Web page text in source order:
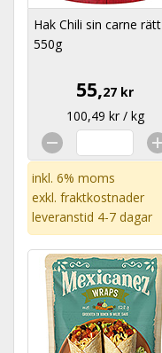
Hak Chili sin carne rätt
550g
55,27 kr
100,49 kr / kg
inkl. 6% moms
exkl. fraktkostnader
leveranstid 4-7 dagar